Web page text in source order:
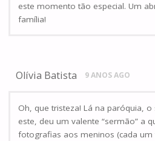
este momento tão especial. Um
família!
Olívia Batista 9 ANOS AGO
Oh, que tristeza! Lá na paróquia,
este, deu um valente “sermão” a
fotografias aos meninos (cada